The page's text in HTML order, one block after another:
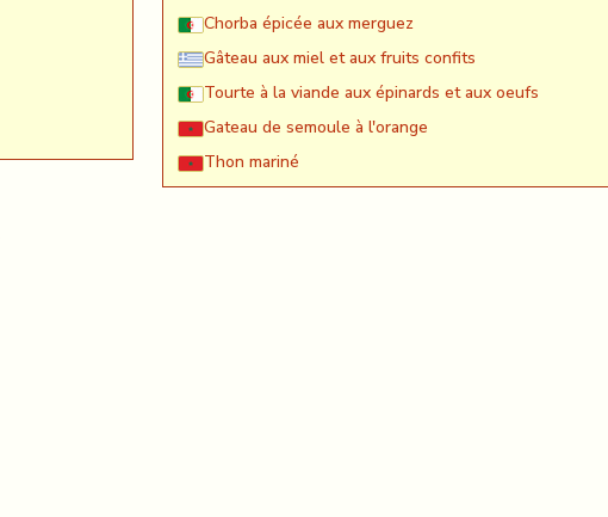
Chorba épicée aux merguez
Gâteau aux miel et aux fruits confits
Tourte à la viande aux épinards et aux oeufs
Gateau de semoule à l'orange
Thon mariné